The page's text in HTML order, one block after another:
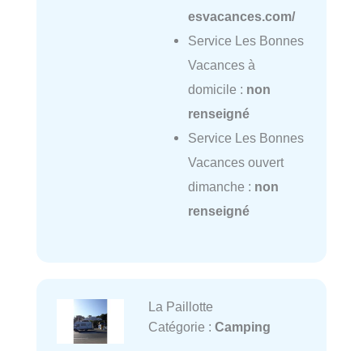
esvacances.com/
Service Les Bonnes
Vacances à
domicile : non
renseigné
Service Les Bonnes
Vacances ouvert
dimanche : non
renseigné
La Paillotte
Catégorie : Camping